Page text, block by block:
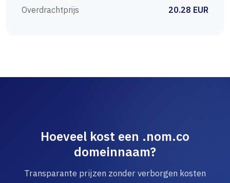
Overdrachtprijs
20.28 EUR
Hoeveel kost een .nom.co
domeinnaam?
Transparante prijzen zonder verborgen kosten